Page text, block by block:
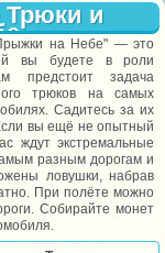
и
на Небе" — это
вы будете в роли
предстоит задача
трюков на самых
Садитесь за их
вы ещё не опытный
ждут экстремальные
разным дорогам и
ловушки, набрав
При полёте можно
Собирайте монет